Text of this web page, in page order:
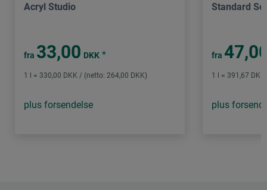
Acryl Studio
fra 33,00 DKK *
1 l = 330,00 DKK / (netto: 264,00 DKK)
plus forsendelse
Standard
fra
1 l = 391,67
plus